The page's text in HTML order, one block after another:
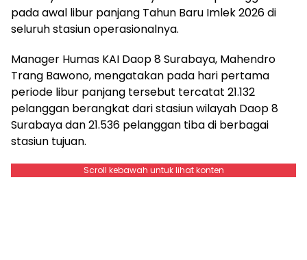
pada awal libur panjang Tahun Baru Imlek 2026 di
seluruh stasiun operasionalnya.
Manager Humas KAI Daop 8 Surabaya, Mahendro
Trang Bawono, mengatakan pada hari pertama
periode libur panjang tersebut tercatat 21.132
pelanggan berangkat dari stasiun wilayah Daop 8
Surabaya dan 21.536 pelanggan tiba di berbagai
stasiun tujuan.
Scroll kebawah untuk lihat konten